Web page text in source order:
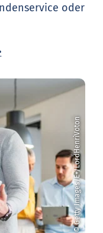
oder
© Getty Images/E+/LordHenriVoton